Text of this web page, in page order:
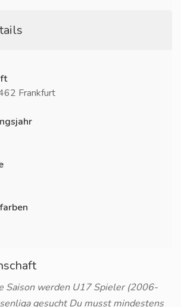
Frankfurt
Saison werden U17 Spieler (2006-
gesucht Du musst mindestens